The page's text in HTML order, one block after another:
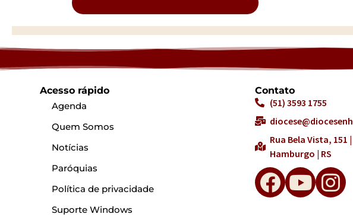
Acesso rápido
Agenda
Quem Somos
Notícias
Paróquias
Política de privacidade
Suporte Windows
Contato
(51) 3593 1755
Rua Bela Vista,
Hamburgo | RS